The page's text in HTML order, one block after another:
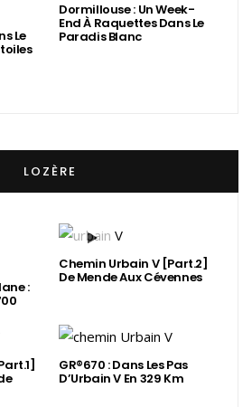
Le
Dormillouse : Un Week-
End À Raquettes Dans Le
Paradis Blanc
LOZÈRE
:
Chemin Urbain V [Part.2]
De Mende Aux Cévennes
GR®670 : Dans Les Pas
D’Urbain V En 329 Km